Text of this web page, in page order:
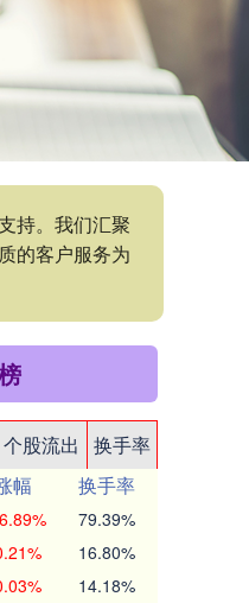
持。我们汇聚
的客户服务为
个股流出
换手率
幅
换手率
79.39%
16.80%
14.18%